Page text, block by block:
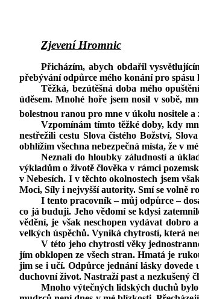
Zjevení Hromnic
Přicházím, abych obdařil
přebývání odpůrce mého konání pro spásu
Těžká, bezútěšná doba mého
úděsem. Mnohé hoře jsem nosil v sobě,
bolestnou ranou pro mne v úkolu nositele a
Vzpomínám tímto těžké doby, kdy
nestřežili cestu Slova čistého Božství,
obhlížím všechna nebezpečná místa, že v
Neznalí do hloubky záludností a
výkladům o životě člověka v rámci
v Nebesích. I v těchto okolnostech jsem
Moci, Síly i nejvyšší autority. Smí se volně
I tento pracovník – můj odpůrce –
co já buduji. Jeho vědomí se kdysi
vědění, je však neschopen vydávat dobro
velkých úspěchů. Vyniká chytrostí, která
V této jeho chytrosti věky
jím obklopen ze všech stran. Hmatá je
jim se i učí. Odpůrce jednání lásky dovede
duchovní život. Nastraží past a nezkušený
Mnoho výtečných lidských duchů